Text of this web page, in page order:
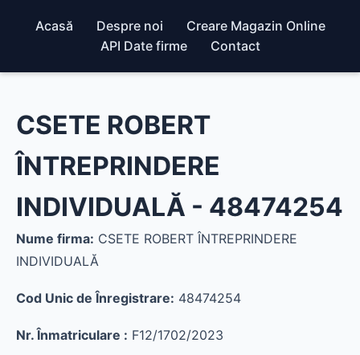
Acasă Despre noi
Creare Magazin Online
API Date firme
Contact
CSETE ROBERT
ÎNTREPRINDERE
INDIVIDUALĂ - 48474254
Nume firma: CSETE ROBERT ÎNTREPRINDERE
INDIVIDUALĂ
Cod Unic de Înregistrare: 48474254
Nr. Înmatriculare : F12/1702/2023